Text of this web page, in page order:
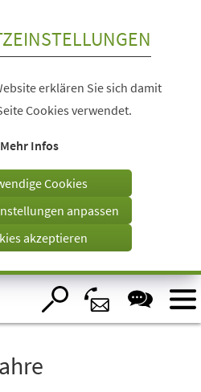
erklären Sie sich damit
Cookies verwendet.
Mehr Infos
Cookies
anpassen
akzeptieren